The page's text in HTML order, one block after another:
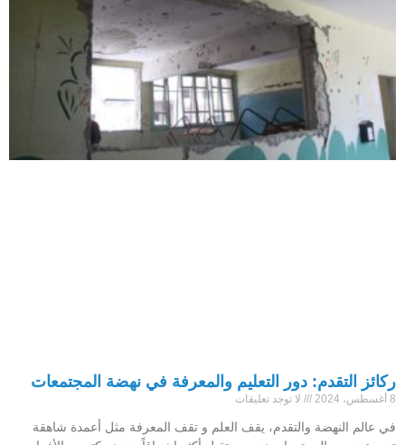
ركائز التقدم: دور التعليم والمعرفة في نهضة المجتمعات
8 أغسطس، 2024 لا توجد تعليقات
في عالم النهضة والتقدم، يقف العلم و تقف المعرفة مثل أعمدة شاهقة